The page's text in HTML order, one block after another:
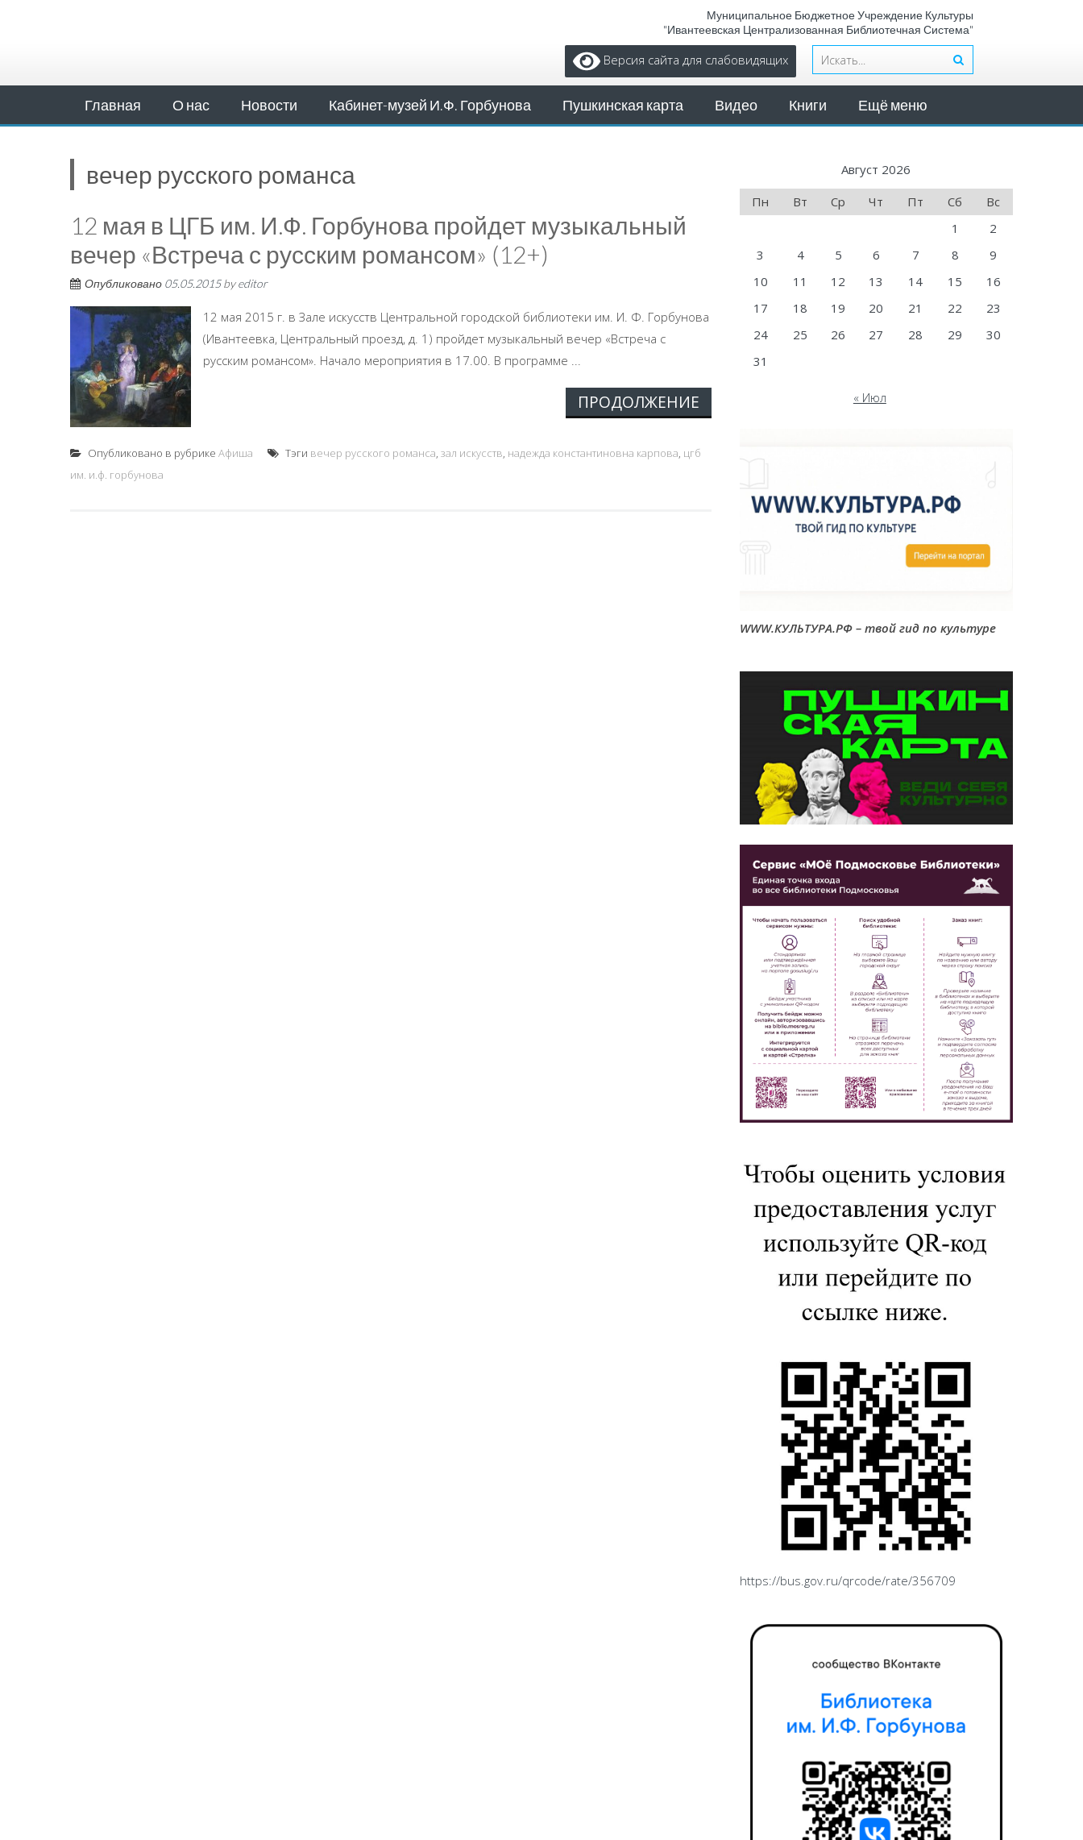
Муниципальное Бюджетное Учреждение Культуры
"Ивантеевская Централизованная Библиотечная Система"
Версия сайта для слабовидящих
Главная О нас Новости Кабинет-музей И.Ф. Горбунова Пушкинская карта Видео Книги Ещё меню
вечер русского романса
12 мая в ЦГБ им. И.Ф. Горбунова пройдет музыкальный
вечер «Встреча с русским романсом» (12+)
Опубликовано 05.05.2015byeditor
12 мая 2015 г. в Зале искусств Центральной городской библиотеки им. И. Ф. Горбунова
(Ивантеевка, Центральный проезд, д. 1) пройдет музыкальный вечер «Встреча с
русским романсом». Начало мероприятия в 17.00. В программе ...
ПРОДОЛЖЕНИЕ
Опубликовано в рубрике Афиша Тэги вечер русского романса, зал искусств, надежда константиновна карпова, цгб
им. и.ф. горбунова
Август 2026
Пн
Вт Ср Чт Пт Сб
Вс
1
2
3
4 5 6 7 8
9
10
11 12 13 14 15
16
17
18 19 20 21 22
23
24
25 26 27 28 29
30
31
« Июл
WWW.КУЛЬТУРА.РФ – твой гид по культуре
https://bus.gov.ru/qrcode/rate/356709